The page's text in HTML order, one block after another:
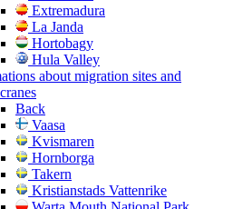
Extremadura
La Janda
Hortobagy
Hula Valley
about migration sites and
Back
Vaasa
Kvismaren
Hornborga
Takern
Kristianstads Vattenrike